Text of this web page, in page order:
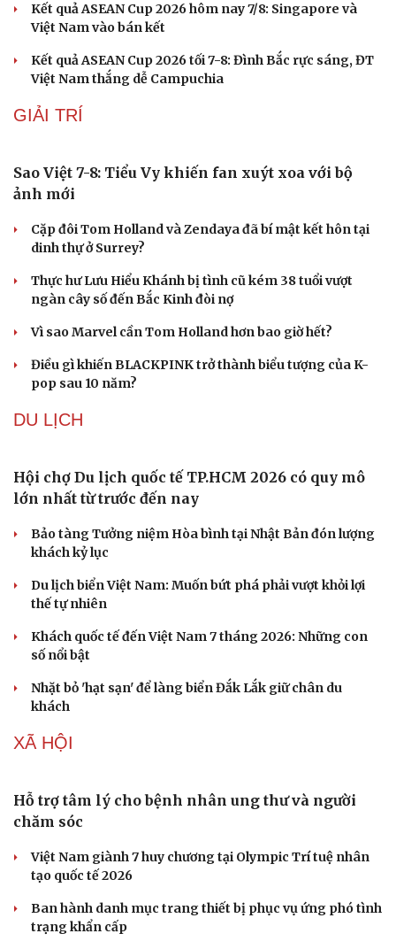
Văn hóa
Âm nhạc
Di sản
Sao Việt
Kết quả ASEAN Cup 2026 hôm nay 7/8: Singapore và
Việt Nam vào bán kết
Kết quả ASEAN Cup 2026 tối 7-8: Đình Bắc rực sáng, ĐT
Việt Nam thắng dễ Campuchia
GIẢI TRÍ
Sao Việt 7-8: Tiểu Vy khiến fan xuýt xoa với bộ
ảnh mới
Cặp đôi Tom Holland và Zendaya đã bí mật kết hôn tại
Thực hư Lưu Hiểu Khánh bị tình cũ kém 38 tuổi vượt
ngàn cây số đến Bắc Kinh đòi nợ
Điều gì khiến BLACKPINK trở thành biểu tượng của K-
pop sau 10 năm?
DU LỊCH
Hội chợ Du lịch quốc tế TP.HCM 2026 có quy mô
lớn nhất từ trước đến nay
Bảo tàng Tưởng niệm Hòa bình tại Nhật Bản đón lượng
khách kỷ lục